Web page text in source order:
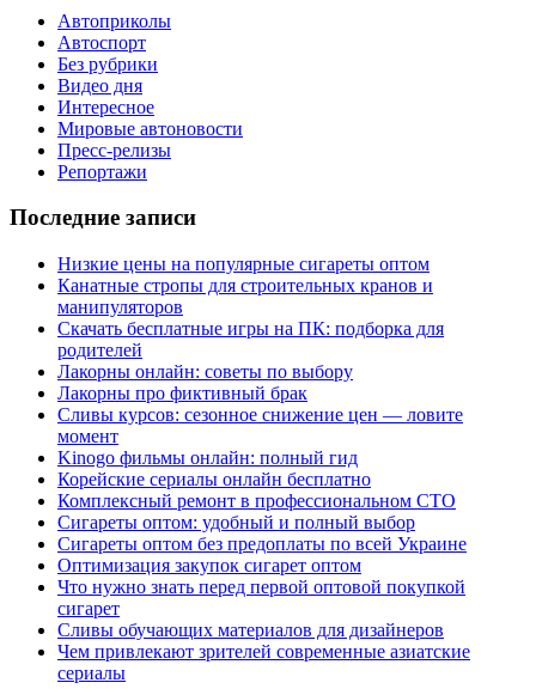
Автоприколы
Автоспорт
Без рубрики
Видео дня
Интересное
Мировые автоновости
Пресс-релизы
Репортажи
Последние записи
Низкие цены на популярные сигареты оптом
Канатные стропы для строительных кранов и
манипуляторов
Скачать бесплатные игры на ПК: подборка для
родителей
Лакорны онлайн: советы по выбору
Лакорны про фиктивный брак
Сливы курсов: сезонное снижение цен — ловите
момент
Kinogo фильмы онлайн: полный гид
Корейские сериалы онлайн бесплатно
Комплексный ремонт в профессиональном СТО
Сигареты оптом: удобный и полный выбор
Сигареты оптом без предоплаты по всей Украине
Оптимизация закупок сигарет оптом
Что нужно знать перед первой оптовой покупкой
сигарет
Сливы обучающих материалов для дизайнеров
Чем привлекают зрителей современные азиатские
сериалы